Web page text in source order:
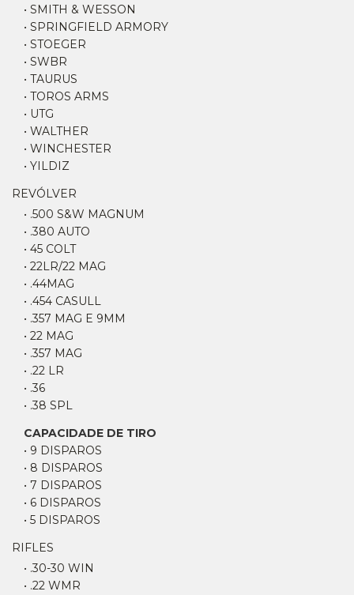
• SMITH & WESSON
• SPRINGFIELD ARMORY
• STOEGER
• SWBR
• TAURUS
• TOROS ARMS
• UTG
• WALTHER
• WINCHESTER
• YILDIZ
REVÓLVER
• .500 S&W MAGNUM
• .380 AUTO
• 45 COLT
• 22LR/22 MAG
• .44MAG
• .454 CASULL
• .357 MAG E 9MM
• 22 MAG
• .357 MAG
• .22 LR
• .36
• .38 SPL
CAPACIDADE DE TIRO
• 9 DISPAROS
• 8 DISPAROS
• 7 DISPAROS
• 6 DISPAROS
• 5 DISPAROS
RIFLES
• .30-30 WIN
• .22 WMR